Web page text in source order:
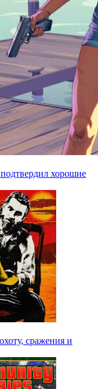
хорошие
сражения и